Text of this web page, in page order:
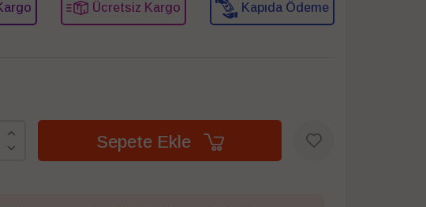
Ücretsiz Kargo Kapıda Ödeme
Sepete Ekle